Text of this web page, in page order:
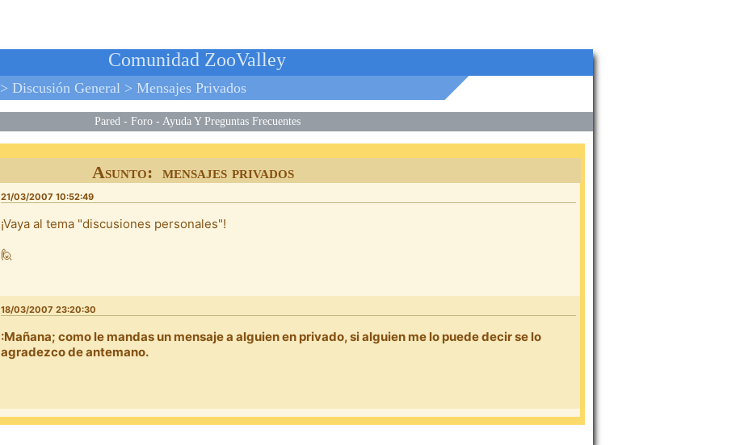
Comunidad ZooValley
> Discusión General > Mensajes Privados
Pared - Foro- Ayuda Y Preguntas Frecuentes
Asunto: mensajes privados
21/03/2007 10:52:49
¡Vaya al tema "discusiones personales"!
🙋
18/03/2007 23:20:30
:Mañana; como le mandas un mensaje a alguien en privado, si alguien me lo puede decir se lo
agradezco de antemano.